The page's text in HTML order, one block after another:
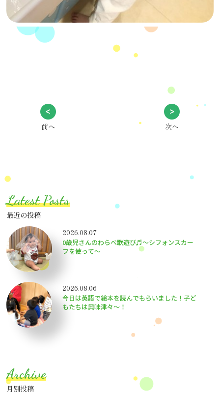
前へ 次へ
Latest Posts
最近の投稿
2026.08.07
0歳児さんのわらべ歌遊び♬～シフォンスカー
フを使って～
2026.08.06
今日は英語で絵本を読んでもらいました！子ど
もたちは興味津々〜！
Archive
月別投稿